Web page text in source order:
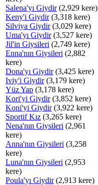
Salena'yı Giydir(2,929 kere)
Keny'i Giydir(3,318 kere)
Silviya Giydir(3,029 kere)
Uma'yı Giydir(3,527 kere)
Jil'in Giysileri (2,749 kere)
Enna'nın Giysileri (2,882
kere)
Dona'yı Giydir(3,425 kere)
Iviy'i Giydir(3,179 kere)
Yüz Yap (3,178 kere)
Kori'yi Giydir(3,852 kere)
Koni'yi Giydir(3,922 kere)
Sportif Kız (3,265 kere)
Nena'nın Giysileri (2,961
kere)
Anna'nın Giysileri (3,258
kere)
Luna'nın Giysileri (2,953
kere)
Poula'yı Giydir(2,913 kere)